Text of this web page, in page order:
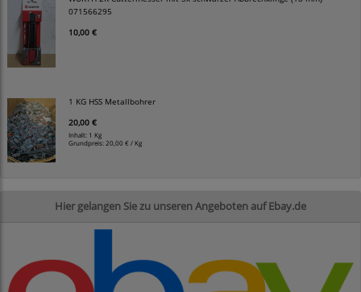
071566295
10,00 €
1 KG HSS Metallbohrer
20,00 €
Inhalt: 1 Kg
Grundpreis:20,00 € / Kg
Hier gelangen Sie zu unseren Angeboten auf Ebay.de